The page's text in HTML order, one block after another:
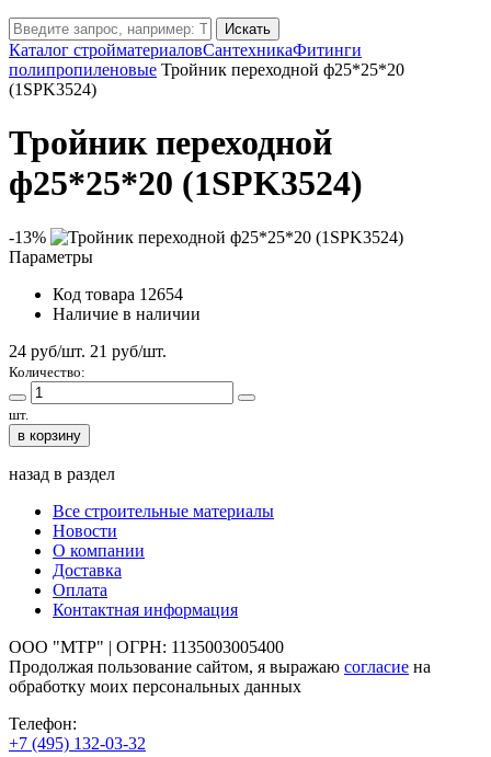
Искать
Каталог стройматериаловСантехникаФитинги
полипропиленовые Тройник переходной ф25*25*20
(1SPK3524)
Тройник переходной
ф25*25*20 (1SPK3524)
-13%
Параметры
Код товара 12654
Наличие в наличии
24 руб/шт. 21 руб/шт.
Количество:
шт.
в корзину
назад в раздел
Все строительные материалы
Новости
О компании
Доставка
Оплата
Контактная информация
ООО "МТР" | ОГРН: 1135003005400
Продолжая пользование сайтом, я выражаю согласие на
обработку моих персональных данных
Телефон:
+7 (495) 132-03-32